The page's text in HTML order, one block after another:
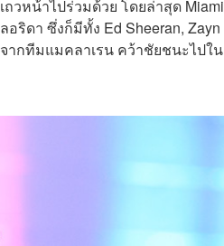
วหน้าไปร่วมด้วย โดยล่าสุด Miami
อริดา ซึ่งก็มีทั้ง Ed Sheeran, Zayn
จากทีมแมคลาเรน คว้าชัยชนะไปใน